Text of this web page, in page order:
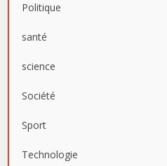
Politique
santé
science
Société
Sport
Technologie